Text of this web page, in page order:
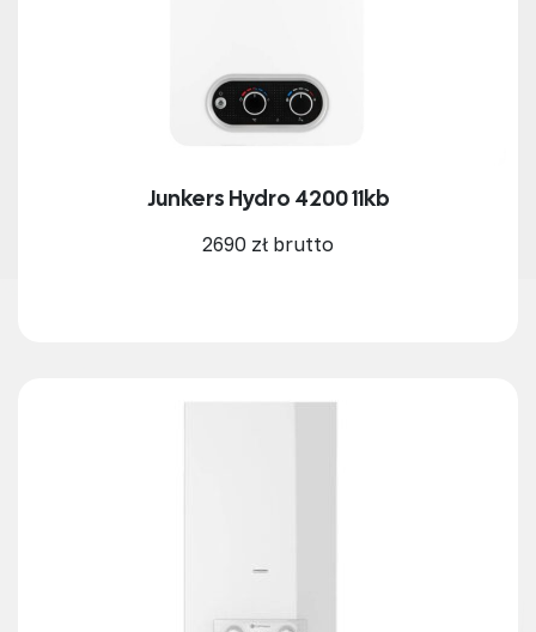
Junkers Hydro 4200 11kb
2690 zł brutto